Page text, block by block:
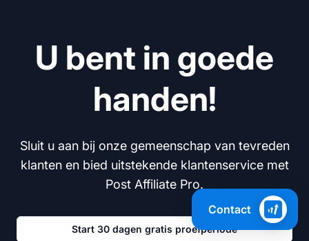
U bent in goede
handen!
Sluit u aan bij onze gemeenschap van tevreden
klanten en bied uitstekende klantenservice met
Post Affiliate Pro.
Start 30 dagen gratis proefperiode
Contact